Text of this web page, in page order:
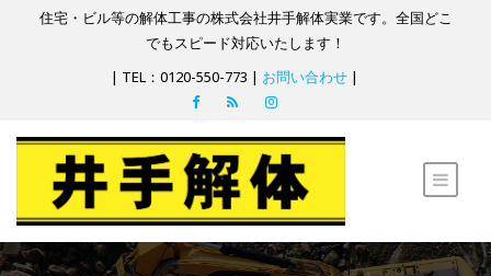
住宅・ビル等の解体工事の株式会社井手解体実業です。全国どこ
でもスピード対応いたします！
| TEL：0120-550-773 | お問い合わせ |